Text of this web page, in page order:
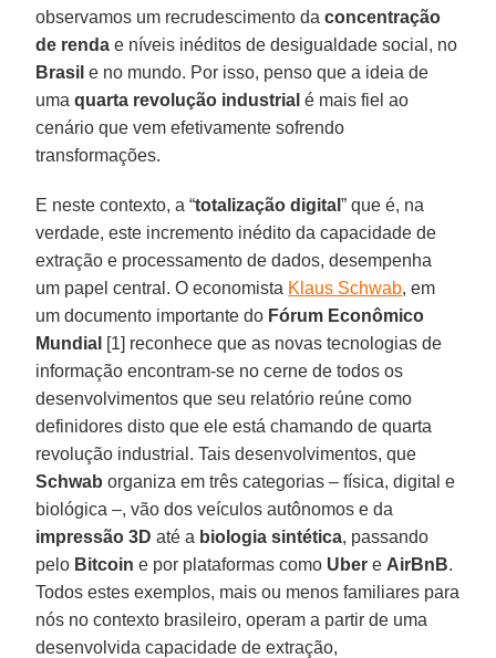
observamos um recrudescimento daconcentração
de renda e níveis inéditos de desigualdade social, no
Brasil e no mundo. Por isso, penso que a ideia de
umaquarta revolução industrial é mais fiel ao
cenário que vem efetivamente sofrendo
transformações.
E neste contexto, a “totalização digital” que é, na
verdade, este incremento inédito da capacidade de
extração e processamento de dados, desempenha
um papel central. O economista Klaus Schwab, em
um documento importante do Fórum Econômico
Mundial [1] reconhece que as novas tecnologias de
informação encontram-se no cerne de todos os
desenvolvimentos que seu relatório reúne como
definidores disto que ele está chamando de quarta
revolução industrial. Tais desenvolvimentos, que
Schwab organiza em três categorias – física, digital e
biológica –, vão dos veículos autônomos e da
impressão 3D até a biologia sintética, passando
pelo Bitcoin e por plataformas como Uber e AirBnB.
Todos estes exemplos, mais ou menos familiares para
nós no contexto brasileiro, operam a partir de uma
desenvolvida capacidade de extração,